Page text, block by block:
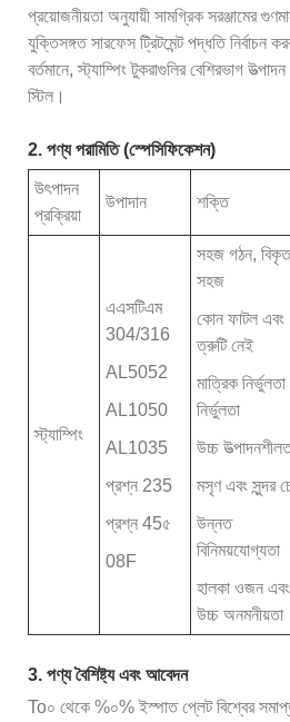
প্রয়োজনীয়তা অনুযায়ী সামগ্রিক সরঞ্জামের
যুক্তিসঙ্গত সারফেস ট্রিটমেন্ট পদ্ধতি নির্বাচন
বর্তমানে, স্ট্যাম্পিং টুকরাগুলির বেশিরভাগ
স্টিল।
2. পণ্য পরামিতি (স্পেসিফিকেশন)
উৎপাদন
প্রক্রিয়া
উপাদান শক্তি
স্ট্যাম্পিং
এএসটিএম
304/316
AL5052
AL1050
AL1035
প্রশ্ন 235
প্রশ্ন 45৫
08F
সহজ গঠন,
সহজ
কোন ফাটল এবং
ত্রুটি নেই
মাত্রিক নির্ভুলতা
নির্ভুলতা
উচ্চ
মসৃণ এবং সুন্দর
উন্নত
বিনিময়যোগ্যতা
হালকা ওজন এবং
উচ্চ অনমনীয়তা
3. পণ্য বৈশিষ্ট্য এবং আবেদন
To০ থেকে %০% ইস্পাত প্লেট বিশ্বের